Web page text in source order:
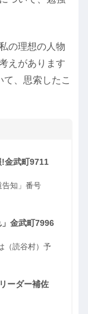
の理想の人物
えがあります
、思索したこ
!金武町9711
告知」番号
金武町7996
（読谷村）予
ーダー補佐